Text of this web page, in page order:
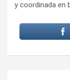
y coordinada en